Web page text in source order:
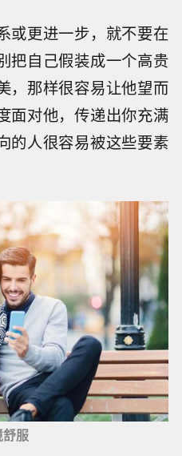
或更进一步，就不要在
把自己假装成一个高贵
，那样很容易让他望而
面对他，传递出你充满
的人很容易被这些要素
服